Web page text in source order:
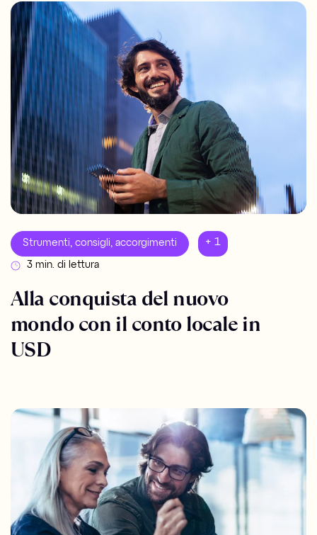
Strumenti, consigli, accorgimenti + 1
3 min. di lettura
Alla conquista del nuovo
mondo con il conto locale in
USD